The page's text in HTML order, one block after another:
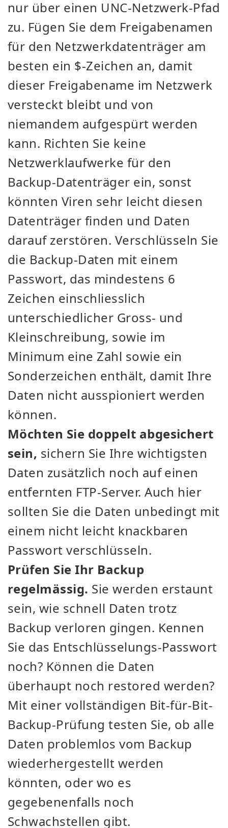
nur über einen UNC-Netzwerk-Pfad
zu. Fügen Sie dem Freigabenamen
für den Netzwerkdatenträger am
besten ein $-Zeichen an, damit
dieser Freigabename im Netzwerk
versteckt bleibt und von
niemandem aufgespürt werden
kann. Richten Sie keine
Netzwerklaufwerke für den
Backup-Datenträger ein, sonst
könnten Viren sehr leicht diesen
Datenträger finden und Daten
darauf zerstören. Verschlüsseln Sie
die Backup-Daten mit einem
Passwort, das mindestens 6
Zeichen einschliesslich
unterschiedlicher Gross- und
Kleinschreibung, sowie im
Minimum eine Zahl sowie ein
Sonderzeichen enthält, damit Ihre
Daten nicht ausspioniert werden
können.
Möchten Sie doppelt abgesichert
sein, sichern Sie Ihre wichtigsten
Daten zusätzlich noch auf einen
entfernten FTP-Server. Auch hier
sollten Sie die Daten unbedingt mit
einem nicht leicht knackbaren
Passwort verschlüsseln.
Prüfen Sie Ihr Backup
regelmässig. Sie werden erstaunt
sein, wie schnell Daten trotz
Backup verloren gingen. Kennen
Sie das Entschlüsselungs-Passwort
noch? Können die Daten
überhaupt noch restored werden?
Mit einer vollständigen Bit-für-Bit-
Backup-Prüfung testen Sie, ob alle
Daten problemlos vom Backup
wiederhergestellt werden
könnten, oder wo es
gegebenenfalls noch
Schwachstellen gibt.